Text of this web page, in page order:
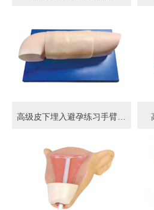
高级皮下埋入避孕练习手臂模型